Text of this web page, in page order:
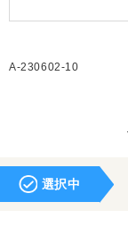
A-230602-10
選択中